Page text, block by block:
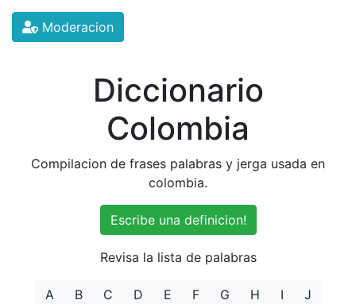
Moderacion
Diccionario
Colombia
Compilacion de frases palabras y jerga usada en
colombia.
Escribe una definicion!
Revisa la lista de palabras
A B C D E F G H I J